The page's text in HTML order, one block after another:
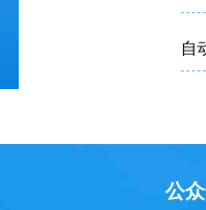
自
公